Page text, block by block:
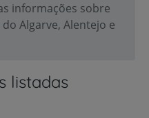
informações sobre
Algarve, Alentejo e
listadas